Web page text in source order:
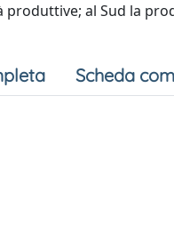
al Sud la
Scheda